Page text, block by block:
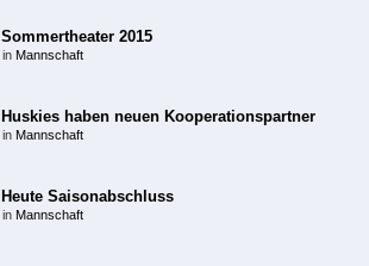
Sommertheater 2015
in Mannschaft
Huskies haben neuen Kooperationspartner
in Mannschaft
Heute Saisonabschluss
in Mannschaft